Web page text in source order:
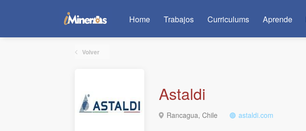
Home Trabajos Curriculums Aprende
Volver
Astaldi
Rancagua, Chile astaldi.com